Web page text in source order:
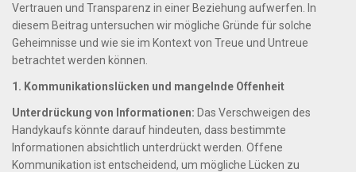
Vertrauen und Transparenz in einer Beziehung aufwerfen. In
diesem Beitrag untersuchen wir mögliche Gründe für solche
Geheimnisse und wie sie im Kontext von Treue und Untreue
betrachtet werden können.
1. Kommunikationslücken und mangelnde Offenheit
Unterdrückung von Informationen: Das Verschweigen des
Handykaufs könnte darauf hindeuten, dass bestimmte
Informationen absichtlich unterdrückt werden. Offene
Kommunikation ist entscheidend, um mögliche Lücken zu